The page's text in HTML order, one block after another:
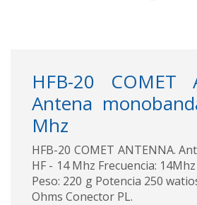
HFB-20 COMET
Antena
Mhz
HFB-20 COMET ANTENNA.
HF - 14 Mhz Frecuencia:
Peso: 220 g Potencia 250
Ohms Conector PL.